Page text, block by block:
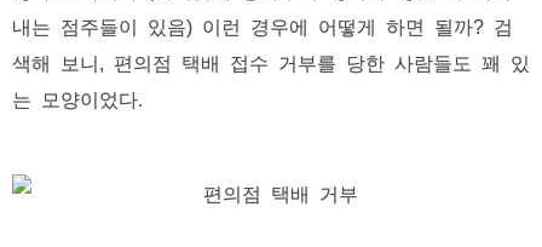
내는 점주들이 있음) 이런 경우에 어떻게 하면 될까? 검
색해 보니, 편의점 택배 접수 거부를 당한 사람들도 꽤 있
는 모양이었다.